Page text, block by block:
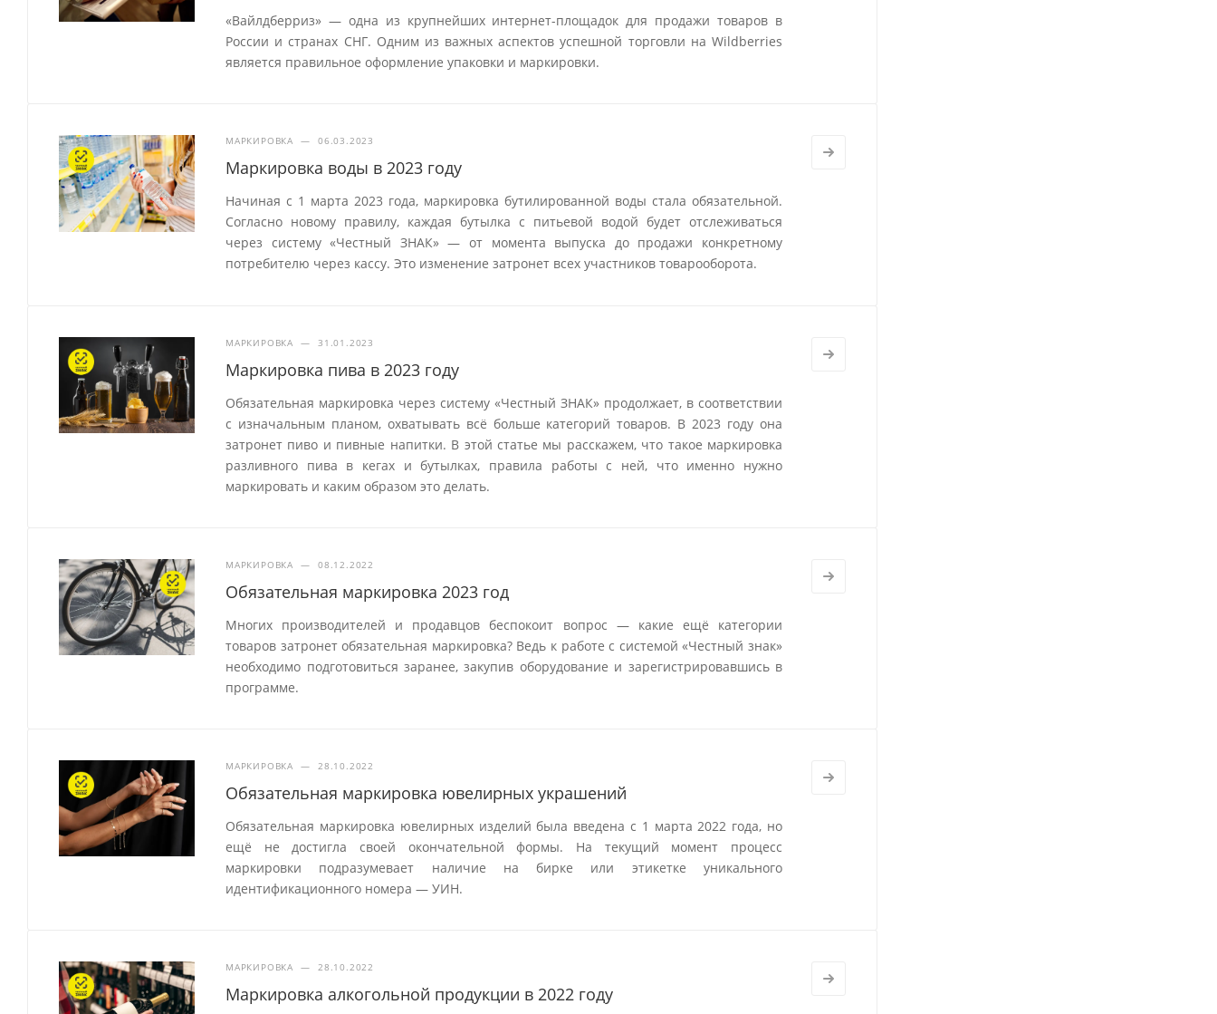
«Вайлдберриз» — одна из крупнейших интернет-площадок для продажи товаров в
России и странах СНГ. Одним из важных аспектов успешной торговли на Wildberries
является правильное оформление упаковки и маркировки.
МАРКИРОВКА — 06.03.2023
Маркировка воды в 2023 году
Начиная с 1 марта 2023 года, маркировка бутилированной воды стала обязательной.
Согласно новому правилу, каждая бутылка с питьевой водой будет отслеживаться
через систему «Честный ЗНАК» — от момента выпуска до продажи конкретному
потребителю через кассу. Это изменение затронет всех участников товарооборота.
МАРКИРОВКА — 31.01.2023
Маркировка пива в 2023 году
Обязательная маркировка через систему «Честный ЗНАК» продолжает, в соответствии
с изначальным планом, охватывать всё больше категорий товаров. В 2023 году она
затронет пиво и пивные напитки. В этой статье мы расскажем, что такое маркировка
разливного пива в кегах и бутылках, правила работы с ней, что именно нужно
маркировать и каким образом это делать.
МАРКИРОВКА — 08.12.2022
Обязательная маркировка 2023 год
Многих производителей и продавцов беспокоит вопрос — какие ещё категории
товаров затронет обязательная маркировка? Ведь к работе с системой «Честный знак»
необходимо подготовиться заранее, закупив оборудование и зарегистрировавшись в
программе.
МАРКИРОВКА — 28.10.2022
Обязательная маркировка ювелирных украшений
Обязательная маркировка ювелирных изделий была введена с 1 марта 2022 года, но
ещё не достигла своей окончательной формы. На текущий момент процесс
маркировки подразумевает наличие на бирке или этикетке уникального
идентификационного номера — УИН.
МАРКИРОВКА — 28.10.2022
Маркировка алкогольной продукции в 2022 году